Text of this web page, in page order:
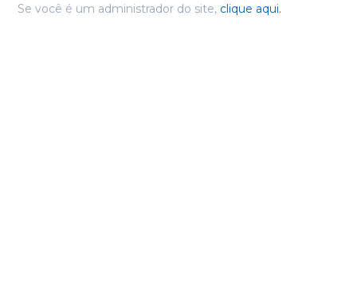
Se você é um administrador do site, clique aqui.